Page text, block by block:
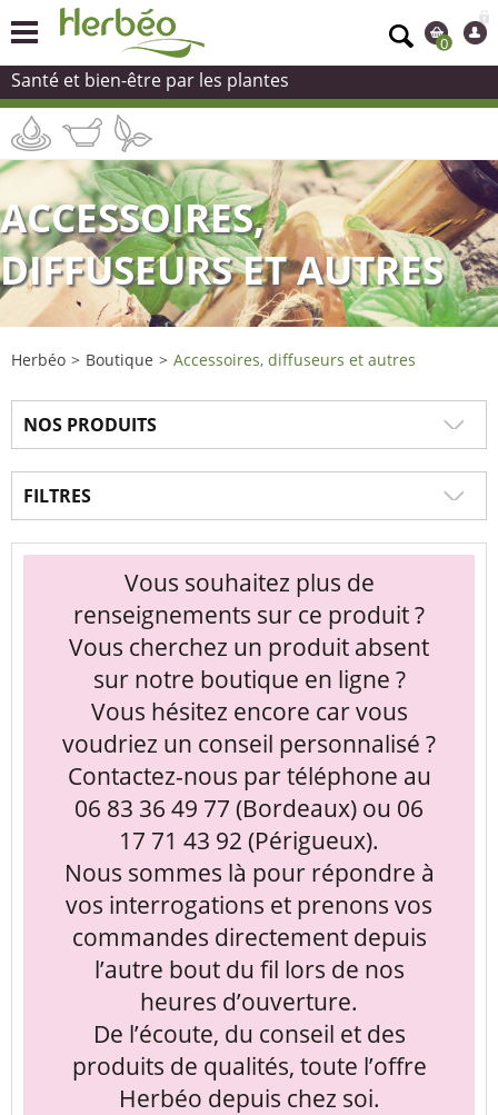
0
Santé et bien-être par les plantes
ACCESSOIRES,
DIFFUSEURS ET AUTRES
Herbéo > Boutique > Accessoires, diffuseurs et autres
NOS PRODUITS
FILTRES
Vous souhaitez plus de
renseignements sur ce produit ?
Vous cherchez un produit absent
sur notre boutique en ligne ?
Vous hésitez encore car vous
voudriez un conseil personnalisé ?
Contactez-nous par téléphone au
06 83 36 49 77 (Bordeaux) ou 06
17 71 43 92 (Périgueux).
Nous sommes là pour répondre à
vos interrogations et prenons vos
commandes directement depuis
l’autre bout du fil lors de nos
heures d’ouverture.
De l’écoute, du conseil et des
produits de qualités, toute l’offre
Herbéo depuis chez soi.